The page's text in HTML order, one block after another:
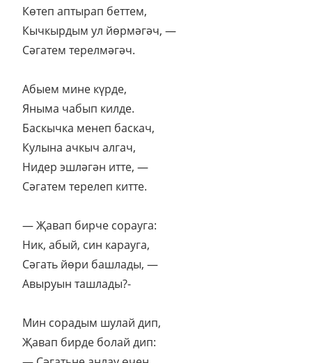
Көтеп аптырап беттем,
Кычкырдым ул йөрмәгәч, —
Сәгатем терелмәгәч.
Абыем мине күрде,
Яныма чабып килде.
Баскычка менеп баскач,
Кулына ачкыч алгач,
Нидер эшләгән итте, —
Сәгатем терелеп китте.
— Җавап бирче сорауга:
Ник, абый, син карауга,
Сәгать йөри башлады, —
Авыруын ташлады?-
Мин сорадым шулай дип,
Җавап бирде болай дип: